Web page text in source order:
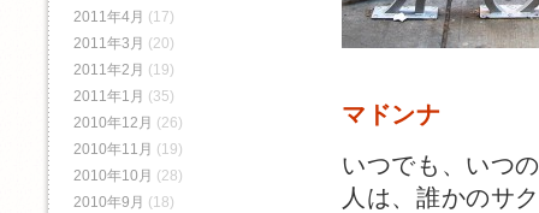
マドンナ
いつでも、いつ
人は、誰かのサ
2011年4月 (17)
2011年3月 (20)
2011年2月 (19)
2011年1月 (35)
2010年12月 (26)
2010年11月 (19)
2010年10月 (28)
2010年9月 (18)